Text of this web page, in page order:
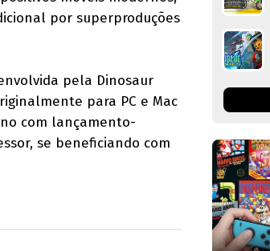
por superproduções
pela Dinosaur
para PC e Mac
com lançamento-
se beneficiando com